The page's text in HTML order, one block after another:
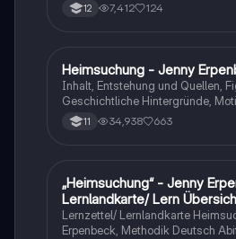
12 7,412 124
Deutsch
Heimsuchung - Jenny
Inhalt, Entstehung und Quellen,
Geschichtliche Hintergründe,
stil 11 34,938 663
Deutsch
„Heimsuchung“ - Jenny
Lernlandkarte/ Lern
Lernzettel/ Lernlandkarte
Erpenbeck, Methodik Deutsch